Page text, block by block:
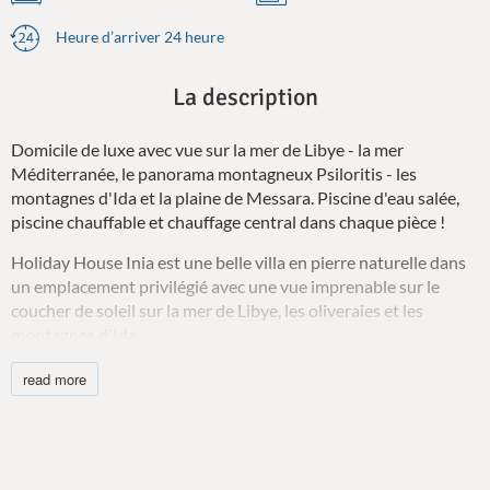
Heure d’arriver 24 heure
La description
Domicile de luxe avec vue sur la mer de Libye - la mer
Méditerranée, le panorama montagneux Psiloritis - les
montagnes d'Ida et la plaine de Messara. Piscine d'eau salée,
piscine chauffable et chauffage central dans chaque pièce !
Holiday House Inia est une belle villa en pierre naturelle dans
un emplacement privilégié avec une vue imprenable sur le
coucher de soleil sur la mer de Libye, les oliveraies et les
La maison de vacances construite par Aristidis pour une
famille allemande en 2016 est située dans un endroit
read more